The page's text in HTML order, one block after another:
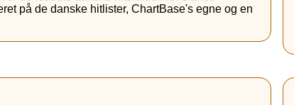
på de danske hitlister, ChartBase's egne og en